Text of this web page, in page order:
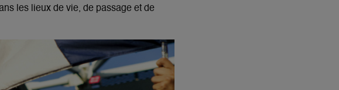
les lieux de vie, de passage et de